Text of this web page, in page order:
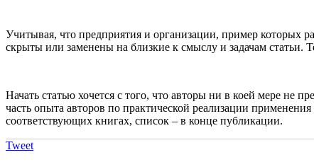
Учитывая, что предприятия и организации, пример которых
скрыты или заменены на близкие к смыслу и задачам статьи.
Начать статью хочется с того, что авторы ни в коей мере не
часть опыта авторов по практической реализации
соответствующих книгах, список – в конце публикации.
Tweet